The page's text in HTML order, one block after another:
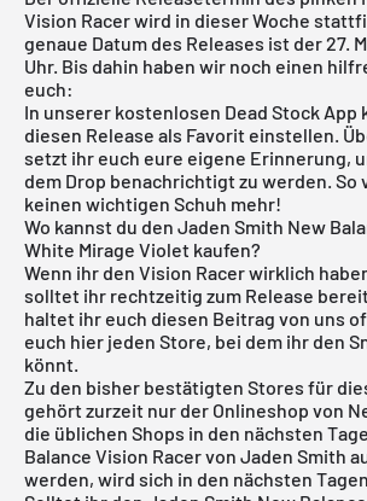
Vision Racer wird in dieser Woche
genaue Datum des Releases ist der 27.
Uhr. Bis dahin haben wir noch einen
euch:
In unserer kostenlosen Dead Stock App
diesen Release als Favorit einstellen.
setzt ihr euch eure eigene Erinnerung,
dem Drop benachrichtigt zu werden. So
keinen wichtigen Schuh mehr!
Wo kannst du den Jaden Smith New
White Mirage Violet kaufen?
Wenn ihr den Vision Racer wirklich
solltet ihr rechtzeitig zum Release
haltet ihr euch diesen Beitrag von uns
euch hier jeden Store, bei dem ihr den
könnt.
Zu den bisher bestätigten Stores für
gehört zurzeit nur der Onlineshop von
die üblichen Shops in den nächsten
Balance Vision Racer von Jaden Smith
werden, wird sich in den nächsten